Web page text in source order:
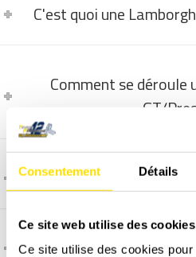
Consentement Détails
Ce site web utilise des
Ce site utilise des cookies
C'est quoi une
Comment se déroule
GT/
La vidéo embarquée,
Comment et quand